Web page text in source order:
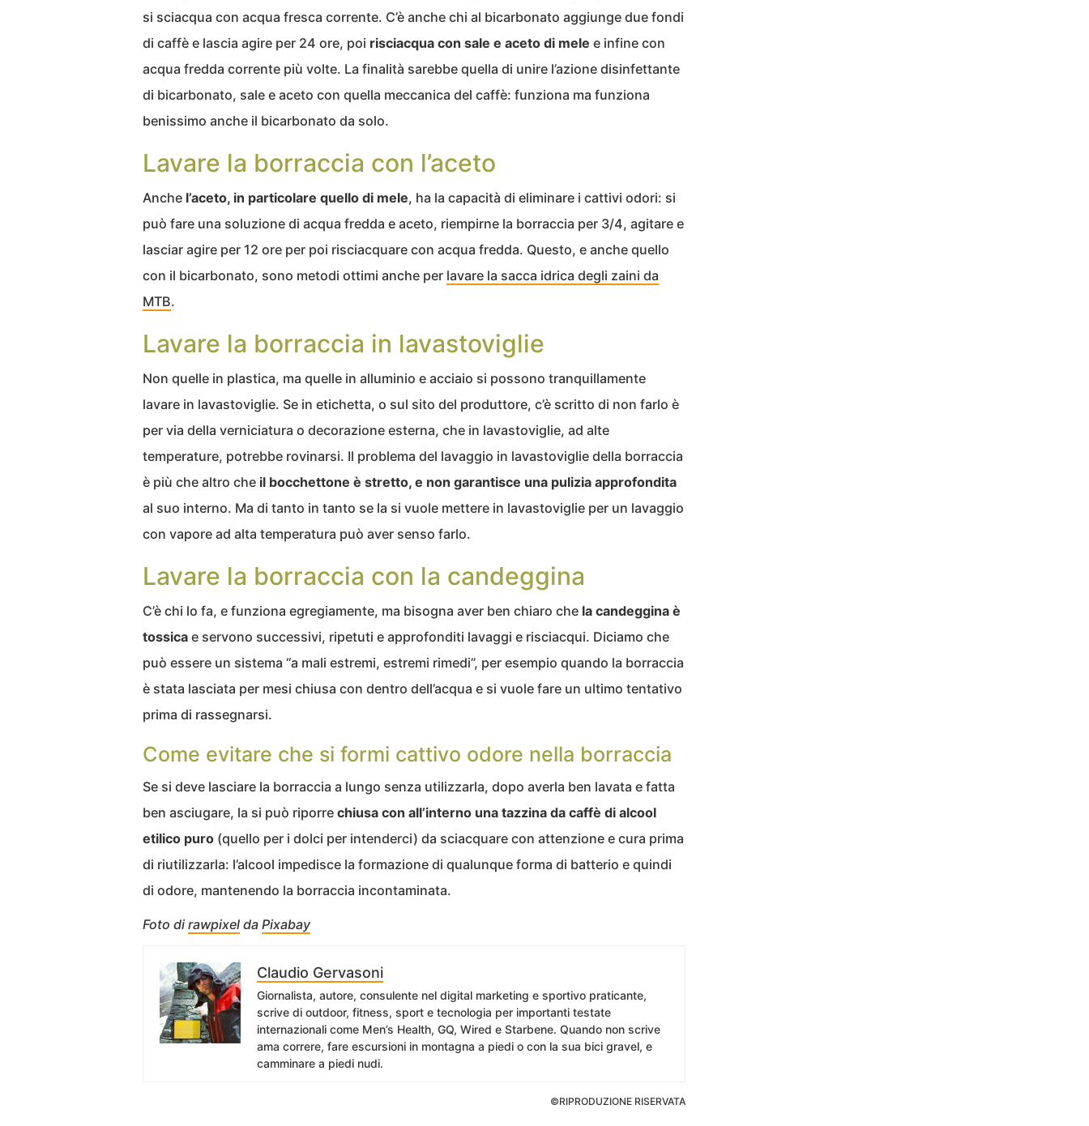
si sciacqua con acqua fresca corrente. C’è anche chi al bicarbonato aggiunge due fondi
di caffè e lascia agire per 24 ore, poi risciacqua con sale e aceto di mele e infine con
acqua fredda corrente più volte. La finalità sarebbe quella di unire l’azione disinfettante
di bicarbonato, sale e aceto con quella meccanica del caffè: funziona ma funziona
benissimo anche il bicarbonato da solo.
Lavare la borraccia con l’aceto
Anche l’aceto, in particolare quello di mele, ha la capacità di eliminare i cattivi odori: si
può fare una soluzione di acqua fredda e aceto, riempirne la borraccia per 3/4, agitare e
lasciar agire per 12 ore per poi risciacquare con acqua fredda. Questo, e anche quello
con il bicarbonato, sono metodi ottimi anche per lavare la sacca idrica degli zaini da
MTB.
Lavare la borraccia in lavastoviglie
Non quelle in plastica, ma quelle in alluminio e acciaio si possono tranquillamente
lavare in lavastoviglie. Se in etichetta, o sul sito del produttore, c’è scritto di non farlo è
per via della verniciatura o decorazione esterna, che in lavastoviglie, ad alte
temperature, potrebbe rovinarsi. Il problema del lavaggio in lavastoviglie della borraccia
è più che altro che il bocchettone è stretto, e non garantisce una pulizia approfondita
al suo interno. Ma di tanto in tanto se la si vuole mettere in lavastoviglie per un lavaggio
con vapore ad alta temperatura può aver senso farlo.
Lavare la borraccia con la candeggina
C’è chi lo fa, e funziona egregiamente, ma bisogna aver ben chiaro che la candeggina è
tossica e servono successivi, ripetuti e approfonditi lavaggi e risciacqui. Diciamo che
può essere un sistema “a mali estremi, estremi rimedi”, per esempio quando la borraccia
è stata lasciata per mesi chiusa con dentro dell’acqua e si vuole fare un ultimo tentativo
prima di rassegnarsi.
Come evitare che si formi cattivo odore nella borraccia
Se si deve lasciare la borraccia a lungo senza utilizzarla, dopo averla ben lavata e fatta
ben asciugare, la si può riporre chiusa con all’interno una tazzina da caffè di alcool
etilico puro (quello per i dolci per intenderci) da sciacquare con attenzione e cura prima
di riutilizzarla: l’alcool impedisce la formazione di qualunque forma di batterio e quindi
di odore, mantenendo la borraccia incontaminata.
Foto di rawpixel da Pixabay
Claudio Gervasoni
Giornalista, autore, consulente nel digital marketing e sportivo praticante,
scrive di outdoor, fitness, sport e tecnologia per importanti testate
internazionali come Men’s Health, GQ, Wired e Starbene. Quando non scrive
ama correre, fare escursioni in montagna a piedi o con la sua bici gravel, e
camminare a piedi nudi.
©RIPRODUZIONE RISERVATA